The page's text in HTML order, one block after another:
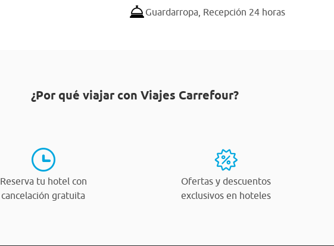
Guardarropa, Recepción 24 horas
¿Por qué viajar con Viajes Carrefour?
Reserva tu hotel con
cancelación gratuita
Ofertas y descuentos
exclusivos en hoteles